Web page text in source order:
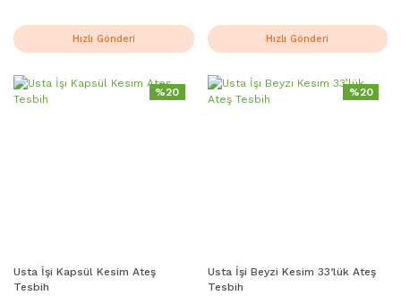
Hızlı Gönderi Hızlı Gönderi
%20
Usta İşi Kapsül Kesim Ateş
Tesbih
%20
Usta İşi Beyzi Kesim 33’lük Ateş
Tesbih